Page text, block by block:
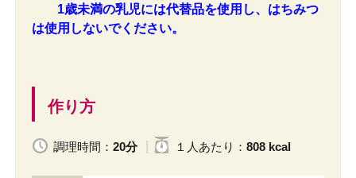
1歳未満の乳児には代替品を使用し、はちみつ
は使用しないでください。
作り方
調理時間： 20分 １人 あたり ： 808 kcal